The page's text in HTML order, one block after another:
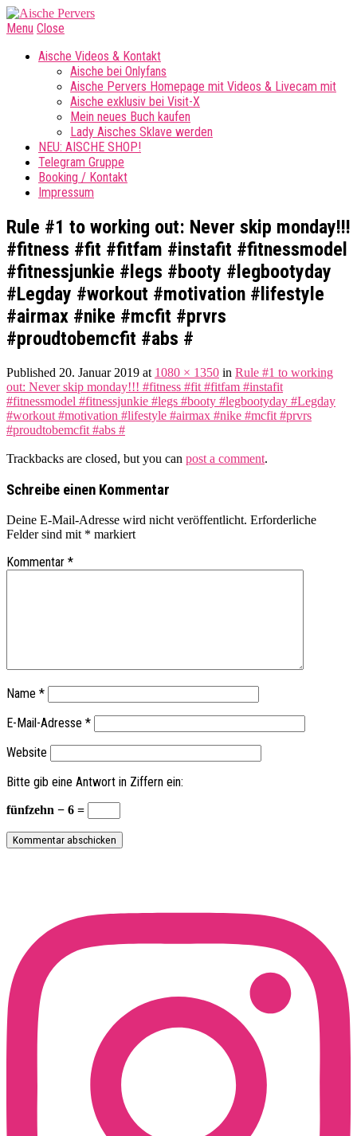
Menu Close
Aische Videos & Kontakt
Aische bei Onlyfans
Aische Pervers Homepage mit Videos & Livecam mit
Aische exklusiv bei Visit-X
Mein neues Buch kaufen
Lady Aisches Sklave werden
NEU: AISCHE SHOP!
Telegram Gruppe
Booking / Kontakt
Impressum
Rule #1 to working out: Never skip monday!!!
#fitness #fit #fitfam #instafit #fitnessmodel
#fitnessjunkie #legs #booty #legbootyday
#Legday #workout #motivation #lifestyle
#airmax #nike #mcfit #prvrs
#proudtobemcfit #abs #
Published 20. Januar 2019 at 1080 × 1350 in Rule #1 to working
out: Never skip monday!!! #fitness #fit #fitfam #instafit
#fitnessmodel #fitnessjunkie #legs #booty #legbootyday #Legday
#workout #motivation #lifestyle #airmax #nike #mcfit #prvrs
#proudtobemcfit #abs #
Trackbacks are closed, but you can post a comment.
Schreibe einen Kommentar
Deine E-Mail-Adresse wird nicht veröffentlicht. Erforderliche
Felder sind mit * markiert
Kommentar *
Name *
E-Mail-Adresse *
Website
Bitte gib eine Antwort in Ziffern ein:
fünfzehn − 6 =